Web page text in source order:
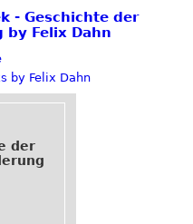
- Geschichte der
by Felix Dahn
by Felix Dahn
der